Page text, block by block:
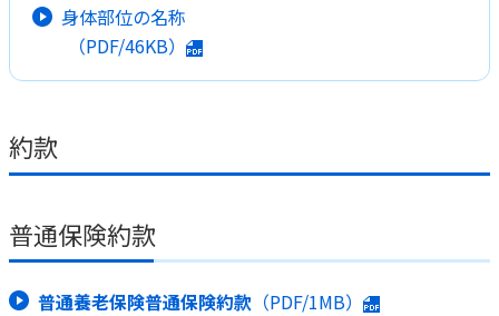
身体部位の名称
（PDF/46KB）
約款
普通保険約款
普通養老保険普通保険約款 （PDF/1MB）